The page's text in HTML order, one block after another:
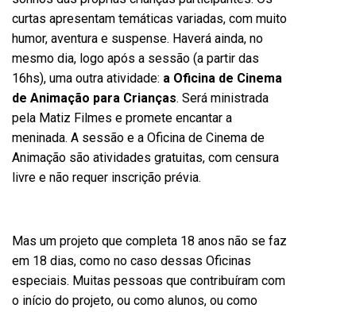
curtas apresentam temáticas variadas, com muito
humor, aventura e suspense. Haverá ainda, no
mesmo dia, logo após a sessão (a partir das
16hs), uma outra atividade: a Oficina de Cinema
de Animação para Crianças. Será ministrada
pela Matiz Filmes e promete encantar a
meninada. A sessão e a Oficina de Cinema de
Animação são atividades gratuitas, com censura
livre e não requer inscrição prévia.
Mas um projeto que completa 18 anos não se faz
em 18 dias, como no caso dessas Oficinas
especiais. Muitas pessoas que contribuíram com
o início do projeto, ou como alunos, ou como